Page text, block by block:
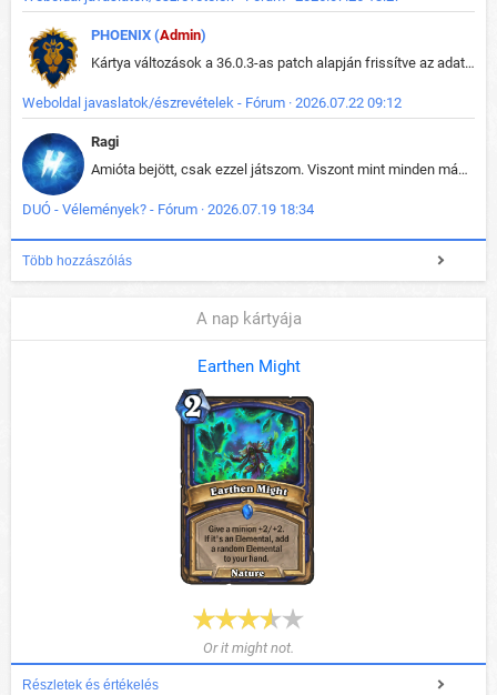
PHOENIX (Admin)
Kártya változások a 36.0.3-as patch alapján frissítve az adatbázisban (képek is cserélve).
Weboldal javaslatok/észrevételek - Fórum · 2026.07.22 09:12
Ragi
Amióta bejött, csak ezzel játszom. Viszont mint minden más - akár az alapjáték is, ez is baromira összetett lett. Néha már pár kör után is esélytelen az egész. Vagy irreállisan túltápol valaki, vagy lelép a partner, vagy csak hülye mint a segg. És amikor eljönne az én időm, na akkor jön el mindenki másé is. Engem jobban érdekelne, hogy ki milyen ratingen szokott játszani. Na ez lenne egy érdekes adat.
DUÓ - Vélemények? - Fórum · 2026.07.19 18:34
Több hozzászólás
A nap kártyája
Earthen Might
Or it might not.
Részletek és értékelés